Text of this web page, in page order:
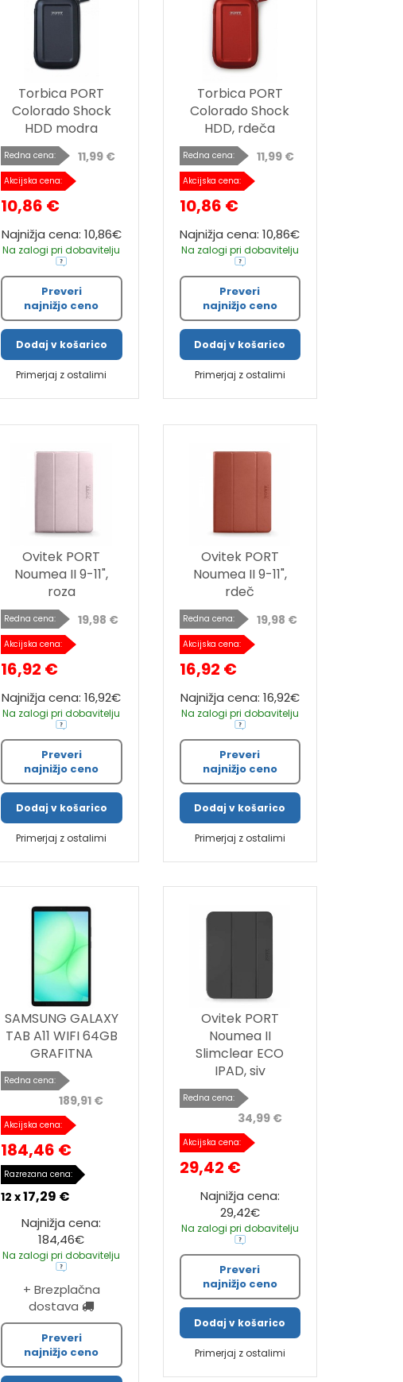
Torbica PORT
Colorado Shock
HDD modra
Redna cena: 11,99 €
Akcijska cena:
10,86 €
Najnižja cena: 10,86€
Na zalogi pri dobavitelju
Preveri
najnižjo ceno
Dodaj v košarico
Primerjaj z ostalimi
Torbica PORT
Colorado Shock
HDD, rdeča
Redna cena: 11,99 €
Akcijska cena:
10,86 €
Najnižja cena: 10,86€
Na zalogi pri dobavitelju
Preveri
najnižjo ceno
Dodaj v košarico
Primerjaj z ostalimi
Ovitek PORT
Noumea II 9-11",
roza
Redna cena: 19,98 €
Akcijska cena:
16,92 €
Najnižja cena: 16,92€
Na zalogi pri dobavitelju
Preveri
najnižjo ceno
Dodaj v košarico
Primerjaj z ostalimi
Ovitek PORT
Noumea II 9-11",
rdeč
Redna cena: 19,98 €
Akcijska cena:
16,92 €
Najnižja cena: 16,92€
Na zalogi pri dobavitelju
Preveri
najnižjo ceno
Dodaj v košarico
Primerjaj z ostalimi
SAMSUNG GALAXY
TAB A11 WIFI 64GB
GRAFITNA
Redna cena:
189,91 €
Akcijska cena:
184,46 €
Razrezana cena:
12 x17,29 €
Najnižja cena:
184,46€
Na zalogi pri dobavitelju
+ Brezplačna
dostava
Preveri
najnižjo ceno
Ovitek PORT
Noumea II
Slimclear ECO
IPAD, siv
Redna cena:
34,99 €
Akcijska cena:
29,42 €
Najnižja cena:
29,42€
Na zalogi pri dobavitelju
Preveri
najnižjo ceno
Dodaj v košarico
Primerjaj z ostalimi